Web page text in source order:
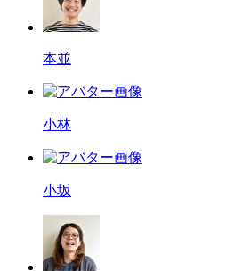
本並
小林
小坂